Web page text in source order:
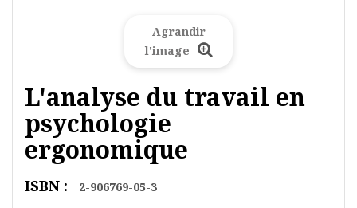
Agrandir
l'image
L'analyse du travail en
psychologie
ergonomique
ISBN :
2-906769-05-3